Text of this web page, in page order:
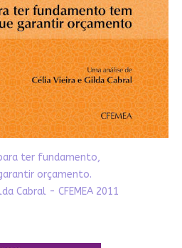
ter fundamento,
orçamento.
Cabral - CFEMEA 2011